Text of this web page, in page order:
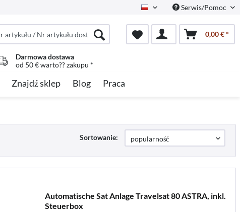
Polish Serwis/Pomoc
0,00 € *
Darmowa dostawa
od 50 € warto?? zakupu *
Znajdź sklep Blog Praca
Sortowanie:
Automatische Sat Anlage Travelsat 80 ASTRA, inkl.
Steuerbox